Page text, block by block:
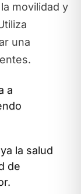
movilidad y
una
a
la salud
de